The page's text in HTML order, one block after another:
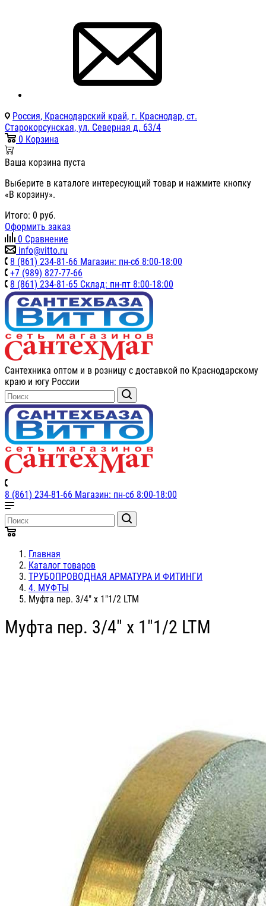
Россия, Краснодарский край, г. Краснодар, ст.
Старокорсунская, ул. Северная д. 63/4
0 Корзина
Ваша корзина пуста
Выберите в каталоге интересующий товар и нажмите кнопку
«В корзину».
Итого: 0 руб.
Оформить заказ
0 Сравнение
info@vitto.ru
8 (861) 234-81-66 Магазин: пн-сб 8:00-18:00
+7 (989) 827-77-66
8 (861) 234-81-65 Склад: пн-пт 8:00-18:00
Сантехника оптом и в розницу с доставкой по Краснодарскому
краю и югу России
8 (861) 234-81-66 Магазин: пн-сб 8:00-18:00
Главная
Каталог товаров
ТРУБОПРОВОДНАЯ АРМАТУРА И ФИТИНГИ
4. МУФТЫ
Муфта пер. 3/4" х 1"1/2 LTM
Муфта пер. 3/4" х 1"1/2 LTM